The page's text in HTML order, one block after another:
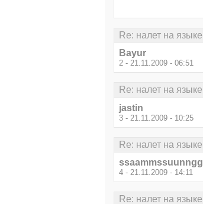
Re: налет на языке
Bayur
2 - 21.11.2009 - 06:51
Re: налет на языке
jastin
3 - 21.11.2009 - 10:25
Re: налет на языке
ssaammssuunngg
4 - 21.11.2009 - 14:11
Re: налет на языке